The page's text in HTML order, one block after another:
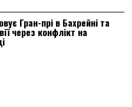
Гран-прі в Бахрейні та
через конфлікт на